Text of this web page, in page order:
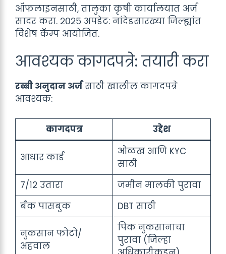
ऑफलाइनसाठी, तालुका कृषी कार्यालयात अर्ज
सादर करा. २०२५ अपडेट: नांदेडसारख्या जिल्ह्यांत
विशेष कॅम्प आयोजित.
आवश्यक कागदपत्रे: तयारी करा
रब्बी अनुदान अर्जसाठी खालील कागदपत्रे
आवश्यक:
कागदपत्र उद्देश
आधार कार्ड
ओळख आणि KYC
साठी
७/१२ उतारा
जमीन मालकी पुरावा
बँक पासबुक
DBT साठी
नुकसान फोटो/
अहवाल
पिक नुकसानाचा
पुरावा (जिल्हा